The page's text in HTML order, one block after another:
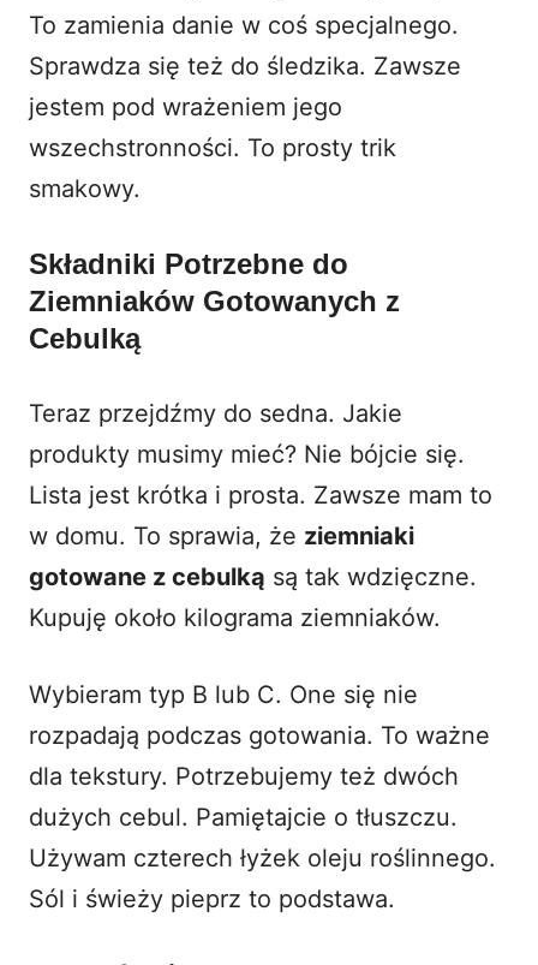
To zamienia danie w coś specjalnego.
Sprawdza się też do śledzika. Zawsze
jestem pod wrażeniem jego
wszechstronności. To prosty trik
smakowy.
Składniki Potrzebne do
Ziemniaków Gotowanych z
Cebulką
Teraz przejdźmy do sedna. Jakie
produkty musimy mieć? Nie bójcie się.
Lista jest krótka i prosta. Zawsze mam to
w domu. To sprawia, że ziemniaki
gotowane z cebulką są tak wdzięczne.
Kupuję około kilograma ziemniaków.
Wybieram typ B lub C. One się nie
rozpadają podczas gotowania. To ważne
dla tekstury. Potrzebujemy też dwóch
dużych cebul. Pamiętajcie o tłuszczu.
Używam czterech łyżek oleju roślinnego.
Sól i świeży pieprz to podstawa.